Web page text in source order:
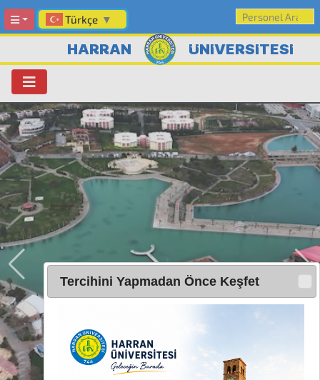
Türkçe ▼
HARRAN ÜNİVERSİTESİ
Tercihini Yapmadan Önce Keşfet